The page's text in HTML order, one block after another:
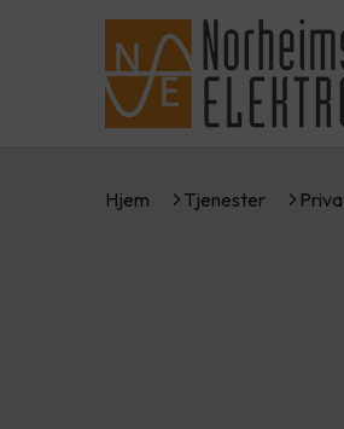
Hjem Tjenester